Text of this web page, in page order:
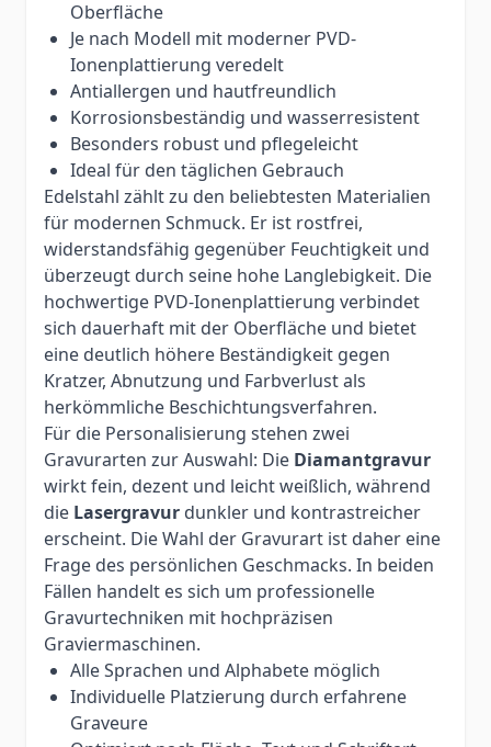
Oberfläche
Je nach Modell mit moderner PVD-
Ionenplattierung veredelt
Antiallergen und hautfreundlich
Korrosionsbeständig und wasserresistent
Besonders robust und pflegeleicht
Ideal für den täglichen Gebrauch
Edelstahl zählt zu den beliebtesten Materialien
für modernen Schmuck. Er ist rostfrei,
widerstandsfähig gegenüber Feuchtigkeit und
überzeugt durch seine hohe Langlebigkeit. Die
hochwertige PVD-Ionenplattierung verbindet
sich dauerhaft mit der Oberfläche und bietet
eine deutlich höhere Beständigkeit gegen
Kratzer, Abnutzung und Farbverlust als
herkömmliche Beschichtungsverfahren.
Für die Personalisierung stehen zwei
Gravurarten zur Auswahl: Die Diamantgravur
wirkt fein, dezent und leicht weißlich, während
die Lasergravur dunkler und kontrastreicher
erscheint. Die Wahl der Gravurart ist daher eine
Frage des persönlichen Geschmacks. In beiden
Fällen handelt es sich um professionelle
Gravurtechniken mit hochpräzisen
Graviermaschinen.
Alle Sprachen und Alphabete möglich
Individuelle Platzierung durch erfahrene
Graveure